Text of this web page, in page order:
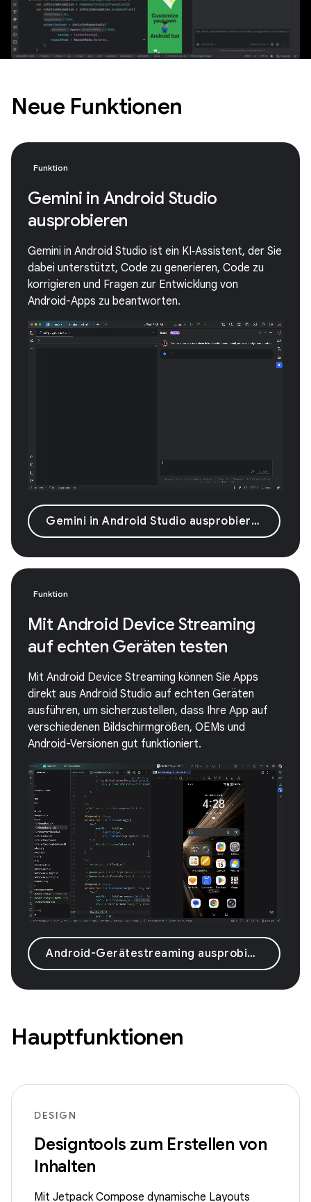
Neue Funktionen
Funktion
Gemini in Android Studio
ausprobieren
Gemini in Android Studio ist ein KI‑Assistent, der Sie
dabei unterstützt, Code zu generieren, Code zu
korrigieren und Fragen zur Entwicklung von
Android-Apps zu beantworten.
Gemini in Android Studio ausprobieren
Funktion
Mit Android Device Streaming
auf echten Geräten testen
Mit Android Device Streaming können Sie Apps
direkt aus Android Studio auf echten Geräten
ausführen, um sicherzustellen, dass Ihre App auf
verschiedenen Bildschirmgrößen, OEMs und
Android-Versionen gut funktioniert.
Android-Gerätestreaming ausprobieren
Hauptfunktionen
DESIGN
Designtools zum Erstellen von
Inhalten
Mit Jetpack Compose dynamische Layouts